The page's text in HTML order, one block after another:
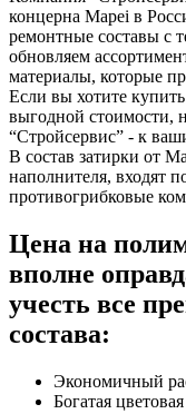
концерна Mapei в
ремонтные составы с
обновляем
материалы, которые
Если вы хотите
выгодной стоимости,
“Стройсервис” - к
В состав затирки от
наполнителя, входят
противогрибковые
Цена на
вполне
учесть все
состава:
Экономичный
Богатая